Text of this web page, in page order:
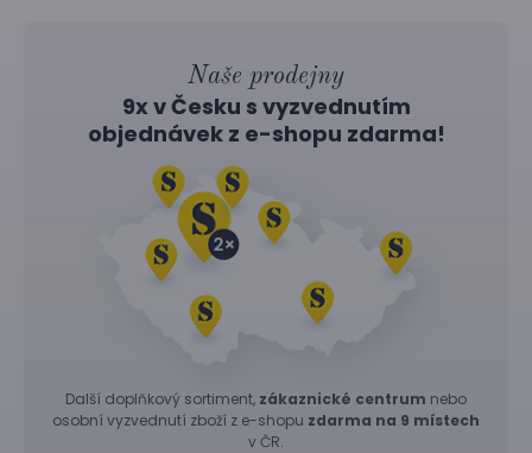
Naše prodejny
9x v Česku s vyzvednutím
objednávek z e-shopu zdarma!
Další doplňkový sortiment, zákaznické centrum nebo
osobní vyzvednutí zboží z e-shopu zdarma na 9 místech
v ČR.